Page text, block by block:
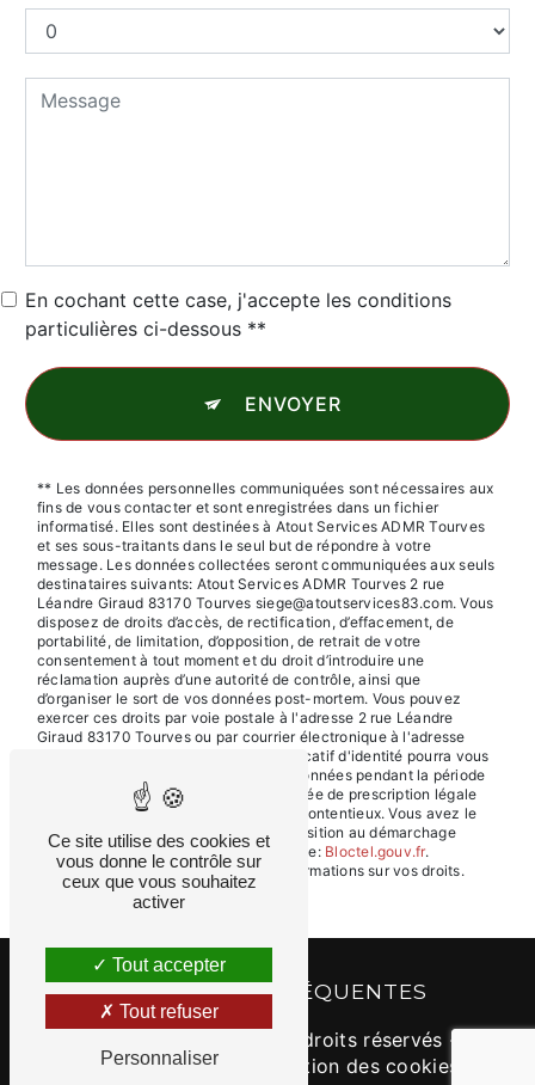
En cochant cette case, j'accepte les conditions
particulières ci-dessous **
ENVOYER
** Les données personnelles communiquées sont nécessaires aux
fins de vous contacter et sont enregistrées dans un fichier
informatisé. Elles sont destinées à Atout Services ADMR Tourves
et ses sous-traitants dans le seul but de répondre à votre
message. Les données collectées seront communiquées aux seuls
destinataires suivants: Atout Services ADMR Tourves 2 rue
Léandre Giraud 83170 Tourves siege@atoutservices83.com. Vous
disposez de droits d’accès, de rectification, d’effacement, de
portabilité, de limitation, d’opposition, de retrait de votre
consentement à tout moment et du droit d’introduire une
réclamation auprès d’une autorité de contrôle, ainsi que
d’organiser le sort de vos données post-mortem. Vous pouvez
exercer ces droits par voie postale à l'adresse 2 rue Léandre
Giraud 83170 Tourves ou par courrier électronique à l'adresse
siege@atoutservices83.com. Un justificatif d'identité pourra vous
être demandé. Nous conservons vos données pendant la période
de prise de contact puis pendant la durée de prescription légale
aux fins probatoires et de gestion des contentieux. Vous avez le
droit de vous inscrire sur la liste d'opposition au démarchage
téléphonique, disponible à cette adresse: Bloctel.gouv.fr.
Consultez le site cnil.fr pour plus d’informations sur vos droits.
RECHERCHES FRÉQUENTES
- 2026 - Tous droits réservés -
Mentions légales
Gestion des cookies
Ce site utilise des cookies et
vous donne le contrôle sur
ceux que vous souhaitez
activer
Tout accepter
Tout refuser
Personnaliser